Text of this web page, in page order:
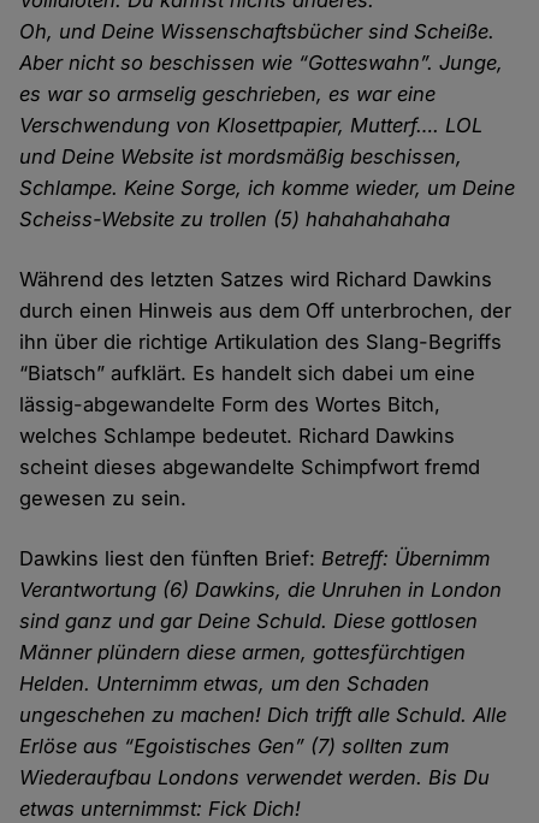
Oh, und Deine Wissenschaftsbücher sind Scheiße.
Aber nicht so beschissen wie “Gotteswahn”. Junge,
es war so armselig geschrieben, es war eine
Verschwendung von Klosettpapier, Mutterf…. LOL
und Deine Website ist mordsmäßig beschissen,
Schlampe. Keine Sorge, ich komme wieder, um Deine
Scheiss-Website zu trollen (5) hahahahahaha
Während des letzten Satzes wird Richard Dawkins
durch einen Hinweis aus dem Off unterbrochen, der
ihn über die richtige Artikulation des Slang-Begriffs
“Biatsch” aufklärt. Es handelt sich dabei um eine
lässig-abgewandelte Form des Wortes Bitch,
welches Schlampe bedeutet. Richard Dawkins
scheint dieses abgewandelte Schimpfwort fremd
gewesen zu sein.
Dawkins liest den fünften Brief:Betreff: Übernimm
Verantwortung (6) Dawkins, die Unruhen in London
sind ganz und gar Deine Schuld. Diese gottlosen
Männer plündern diese armen, gottesfürchtigen
Helden. Unternimm etwas, um den Schaden
ungeschehen zu machen! Dich trifft alle Schuld. Alle
Erlöse aus “Egoistisches Gen” (7) sollten zum
Wiederaufbau Londons verwendet werden. Bis Du
etwas unternimmst: Fick Dich!